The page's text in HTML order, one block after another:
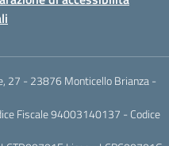
27 - 23876 Monticello Brianza -
Fiscale 94003140137 - Codice